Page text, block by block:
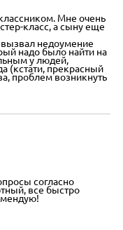
Мне очень
класс, а сыну еще
недоумение
надо было найти на
у людей,
(кстати, прекрасный
проблем возникнуть
согласно
все быстро